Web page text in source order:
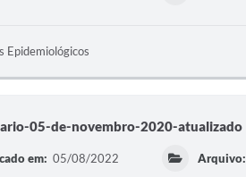
Epidemiológicos
05-de-novembro-2020-atualizado
em: 05/08/2022 Arquivo: